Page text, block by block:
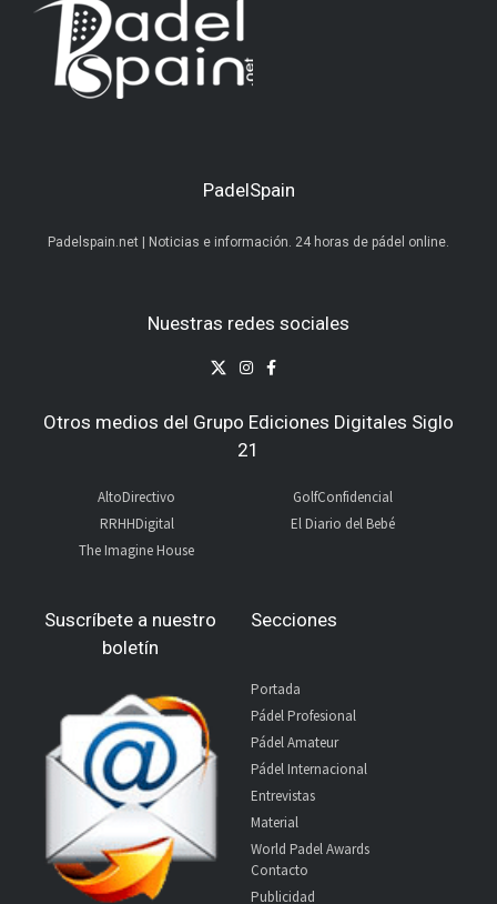
PadelSpain
Padelspain.net | Noticias e información. 24 horas de pádel online.
Nuestras redes sociales
Otros medios del Grupo Ediciones Digitales Siglo
21
AltoDirectivo
RRHHDigital
The Imagine House
GolfConfidencial
El Diario del Bebé
Suscríbete a nuestro
boletín
Secciones
Portada
Pádel Profesional
Pádel Amateur
Pádel Internacional
Entrevistas
Material
World Padel Awards
Contacto
Publicidad